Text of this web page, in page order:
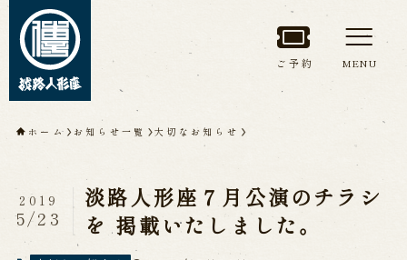
トップページ
淡路人形座について
淡路人形座とは
座員紹介
人間国宝 故鶴澤友路師匠
淡路人形座の成り立ち
ご予約 MENU
ホーム お知らせ一覧 大切なお知らせ
淡路人形座７月公演のチラシ
を 掲載いたしました。
2019
5/23